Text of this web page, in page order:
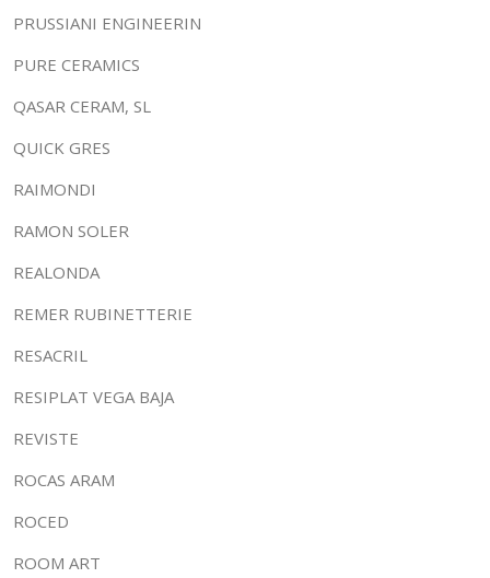
PRUSSIANI ENGINEERIN
PURE CERAMICS
QASAR CERAM, SL
QUICK GRES
RAIMONDI
RAMON SOLER
REALONDA
REMER RUBINETTERIE
RESACRIL
RESIPLAT VEGA BAJA
REVISTE
ROCAS ARAM
ROCED
ROOM ART